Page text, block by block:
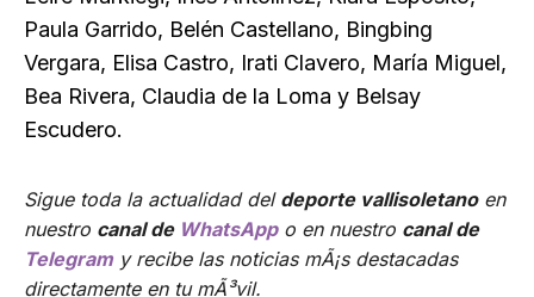
Paula Garrido, Belén Castellano, Bingbing
Vergara, Elisa Castro, Irati Clavero, María Miguel,
Bea Rivera, Claudia de la Loma y Belsay
Escudero.
Sigue toda la actualidad del deporte vallisoletanoen
nuestro canal de WhatsAppo en nuestro canal de
Telegramy recibe las noticias mÃ¡s destacadas
directamente en tu mÃ³vil.